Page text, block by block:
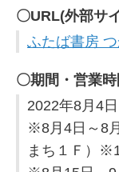
〇URL(外部サ
ふたば書房
〇期間・営業時
2022年8月4
※8月4日～8
まち１Ｆ）